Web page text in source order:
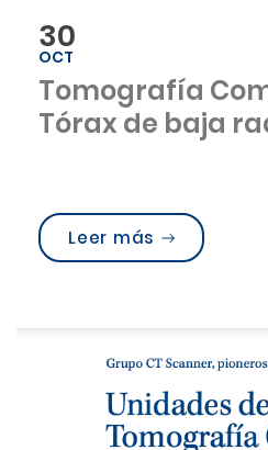
30
OCT
Tomografía
Tórax de baja
Leer más